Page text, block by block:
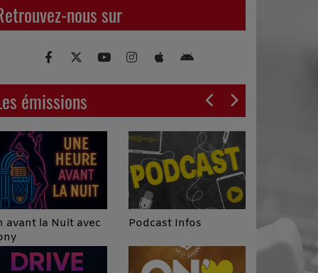
nous sur
émissions
avant la Nuit avec
Podcast Infos